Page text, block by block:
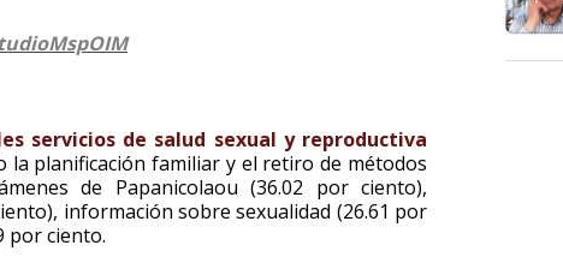
servicios de salud sexual y reproductiva
la planificación familiar y el retiro de métodos
de Papanicolaou (36.02 por ciento),
información sobre sexualidad (26.61 por
por ciento.